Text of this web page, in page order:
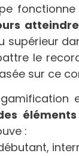
supérieur
le
sur ce
: